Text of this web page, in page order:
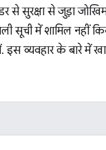
से सुरक्षा से जुड़ा
सूची में शामिल नहीं
व्यवहार के बारे में